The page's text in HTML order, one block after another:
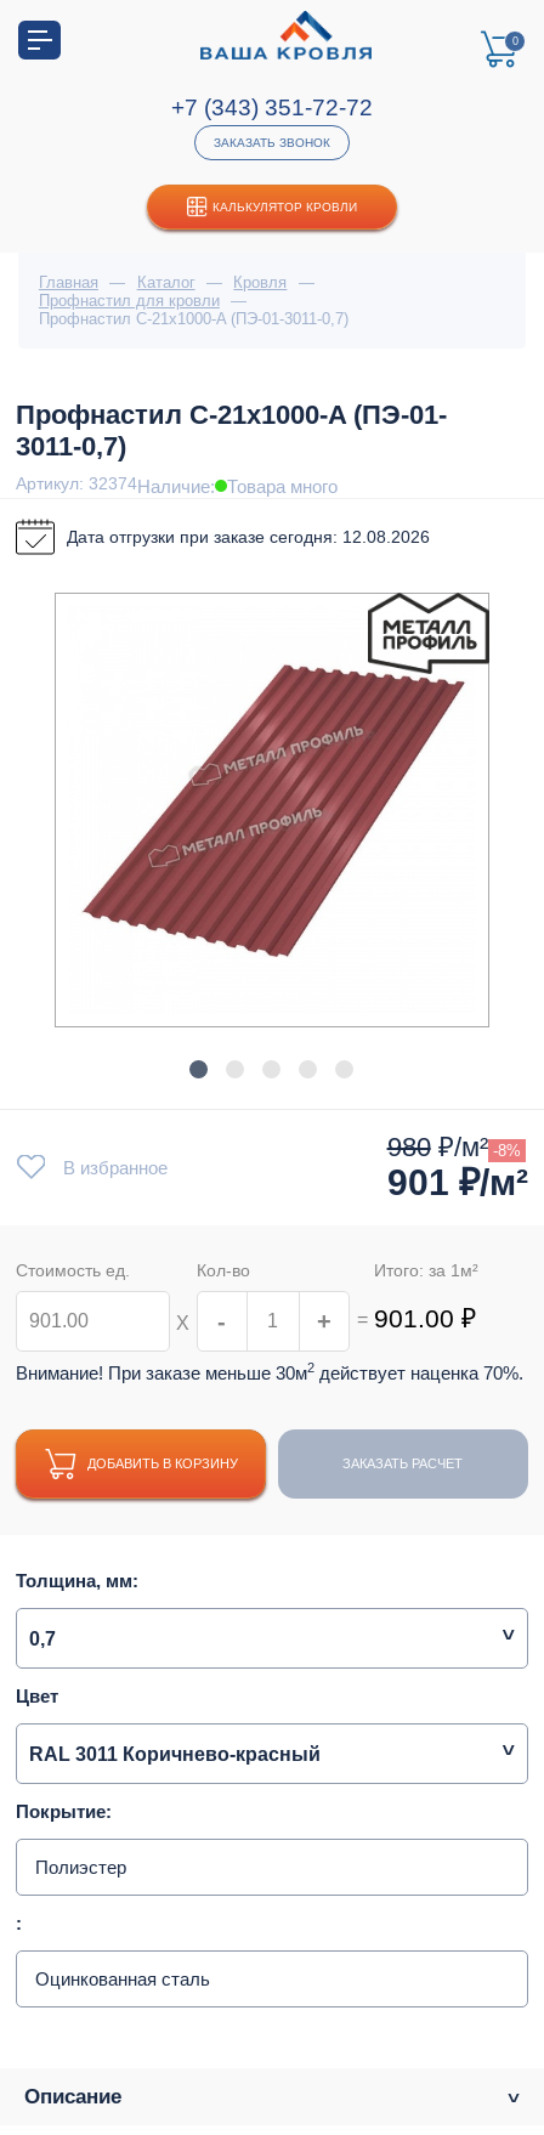
КАЛЬКУЛЯТОР КРОВЛИ
0
+7 (343) 351-72-72
ЗАКАЗАТЬ ЗВОНОК
Главная — Каталог — Кровля
—
Профнастил для кровли
—
Профнастил С-21x1000-A (ПЭ-01-3011-0,7)
Профнастил С-21x1000-A (ПЭ-01-
3011-0,7)
Артикул: 32374Наличие: Товара много
Дата отгрузки при заказе сегодня: 12.08.2026
В избранное
980₽/м² -8%
901 ₽/м²
Стоимость ед.
Х
Кол-во
- + =
Итого: за 1 м²
901.00 ₽
Внимание! При заказе меньше 30м2 действует наценка 70%.
ДОБАВИТЬ В КОРЗИНУ ЗАКАЗАТЬ РАСЧЕТ
Толщина, мм:
0,7
Цвет
RAL 3011 Коричнево-красный
Покрытие:
Полиэстер
:
Оцинкованная сталь
Описание